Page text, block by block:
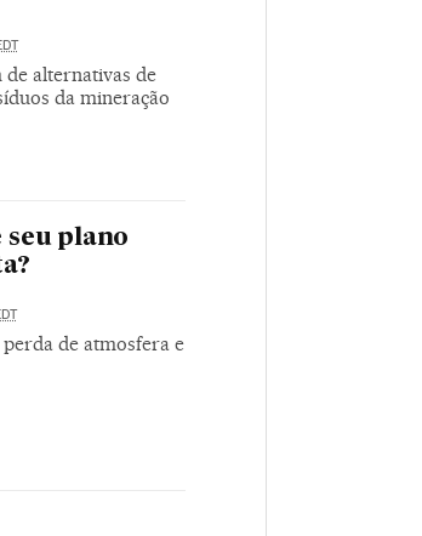
de alternativas de
da mineração
seu plano
de atmosfera e